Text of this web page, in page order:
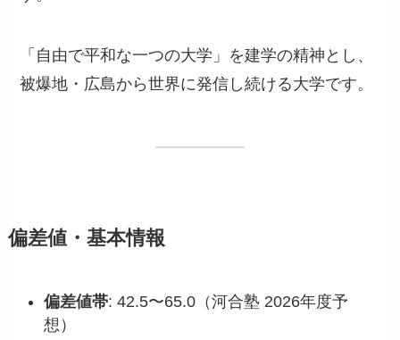
「自由で平和な一つの大学」を建学の精神とし、
被爆地・広島から世界に発信し続ける大学です。
偏差値・基本情報
偏差値帯: 42.5〜65.0（河合塾 2026年度予
想）